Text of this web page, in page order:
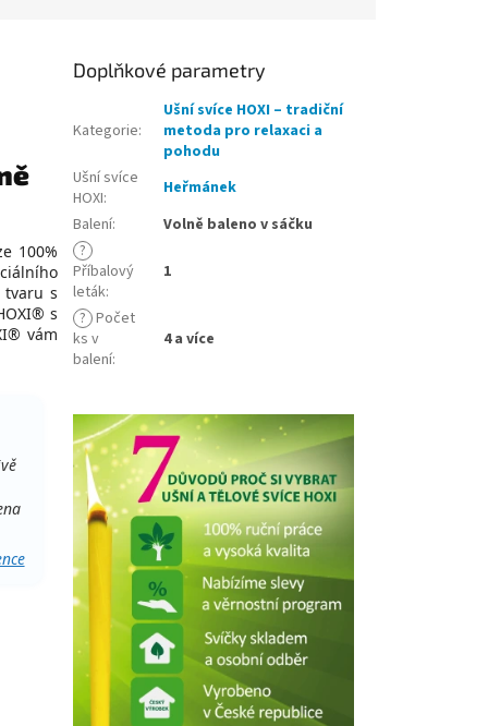
100%
tvaru s
s
vám
Doplňkové parametry
Kategorie:
Ušní svíce HOXI – tradiční
metoda pro relaxaci a
pohodu
Ušní svíce
HOXI:
Heřmánek
Balení:
Volně baleno v sáčku
?
Příbalový
leták:
1
? Počet
ks v
balení:
4 a více